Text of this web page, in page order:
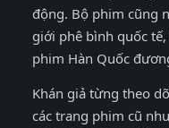
động. Bộ phim cũng
giới phê bình quốc
phim Hàn Quốc
Khán giả từng theo
các trang phim cũ